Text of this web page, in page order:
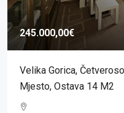
245.000,00€
Velika Gorica,
Mjesto, Ostava 14 M2